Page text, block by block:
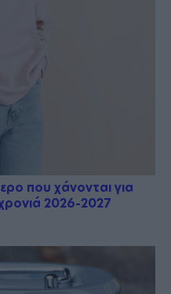
που χάνονται για
2026-2027